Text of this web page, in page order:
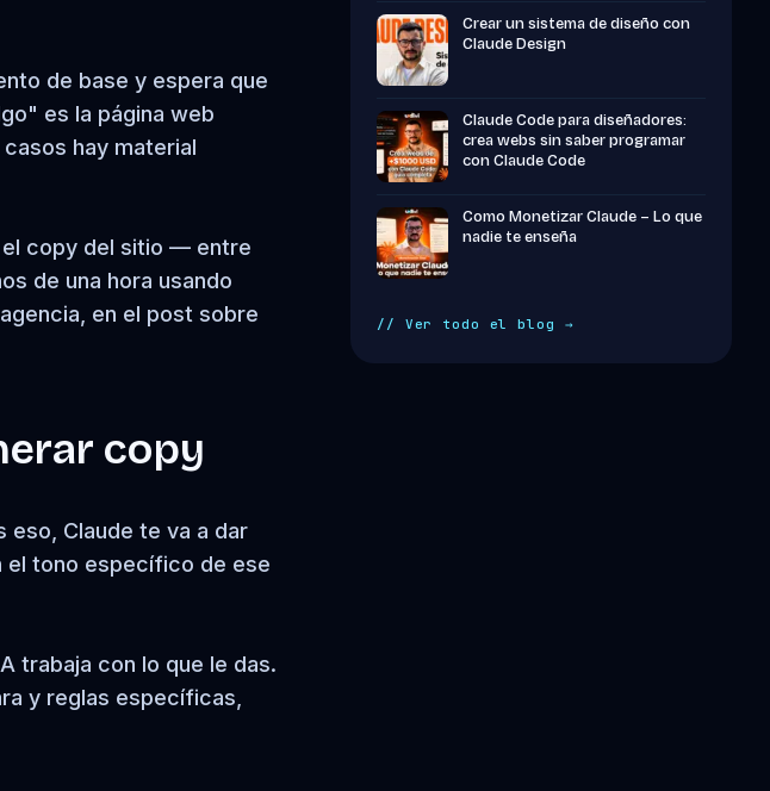
de base y espera que
es la página web
hay material
el copy del sitio — entre
de una hora usando
en el post sobre
copy
eso, Claude te va a dar
el tono específico de ese
trabaja con lo que le das.
y reglas específicas,
Crear un sistema de diseño con
Claude Design
Claude Code para diseñadores:
crea webs sin saber programar
con Claude Code
Como Monetizar Claude – Lo que
nadie te enseña
// Ver todo el blog →